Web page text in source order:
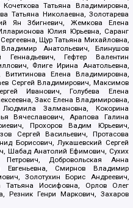
Татьяна Владимировна,
Татьяна Николаевна, Золотарева
Ян Збигневич, Жемкова Елена
Юлия Юрьевна, Саранг
Щур Татьяна Михайловна,
Анатольевич, Блинушов
Гефтер Валентин
Флиге Ирина Анатольевна,
Елена Владимировна,
Сергей Владимирович, Максимов
Иванович, Голубева Елена
Закс Елена Владимировна,
Залмановна, Кокорина
Вячеславович, Арапова Галина
Прохоров Вадим Юрьевич,
Сергей Васильевич, Протасова
Борисович, Лукашевский Сергей
Шабад Анатолий Ефимович, Сухих
Добровольская Анна
Евгеньевна, Смирнов Владимир
Золотухин Борис Андреевич,
Иосифовна, Орлов Олег
Резник Генри Маркович, Захаров